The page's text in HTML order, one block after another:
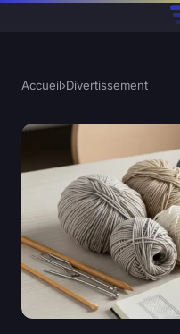
Accueil›Divertissement